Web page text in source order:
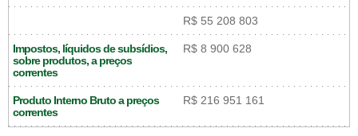
R$ 55 208 803
Impostos, líquidos de subsídios,
sobre produtos, a preços
correntes
R$ 8 900 628
Produto Interno Bruto a preços
correntes
R$ 216 951 161